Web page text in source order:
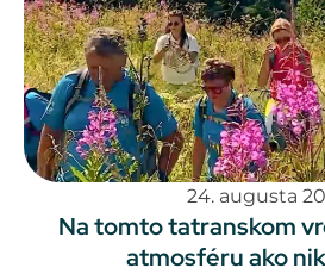
24. augusta
Na tomto tatranskom
atmosféru ako